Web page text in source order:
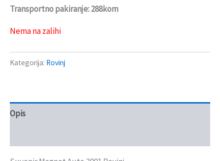
Transportno pakiranje: 288kom
Nema na zalihi
Kategorija: Rovinj
Opis